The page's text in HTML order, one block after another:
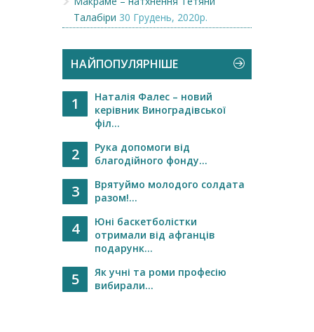
Талабіри 30 Грудень, 2020р.
НАЙПОПУЛЯРНІШЕ
1
Наталія Фалес – новий
керівник Виноградівської
філ...
2
Рука допомоги від
благодійного фонду...
3
Врятуймо молодого солдата
разом!...
4
Юні баскетболістки
отримали від афганців
подарунк...
5
Як учні та роми професію
вибирали...